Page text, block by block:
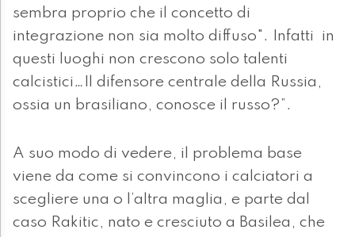
sembra proprio che il concetto di
integrazione non sia molto diffuso". Infatti in
questi luoghi non crescono solo talenti
calcistici…Il difensore centrale della Russia,
ossia un brasiliano, conosce il russo?”.
A suo modo di vedere, il problema base
viene da come si convincono i calciatori a
scegliere una o l’altra maglia, e parte dal
caso Rakitic, nato e cresciuto a Basilea, che